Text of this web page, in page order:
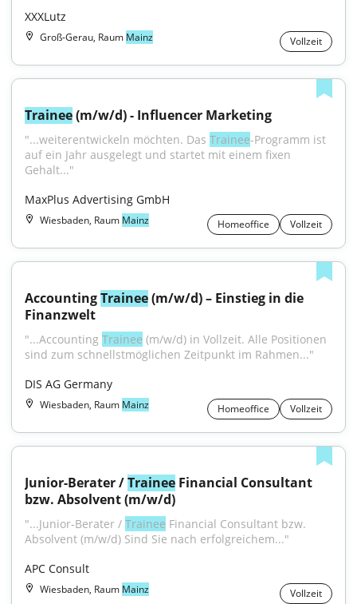
XXXLutz
Groß-Gerau, Raum Mainz Vollzeit
Trainee (m/w/d) - Influencer Marketing
"...weiterentwickeln möchten. Das Trainee-Programm ist
auf ein Jahr ausgelegt und startet mit einem fixen
Gehalt..."
MaxPlus Advertising GmbH
Wiesbaden, Raum Mainz Homeoffice Vollzeit
Accounting Trainee (m/w/d) – Einstieg in die
Finanzwelt
"...Accounting Trainee (m/w/d) in Vollzeit. Alle Positionen
sind zum schnellstmöglichen Zeitpunkt im Rahmen..."
DIS AG Germany
Wiesbaden, Raum Mainz Homeoffice Vollzeit
Junior-Berater / Trainee Financial Consultant
bzw. Absolvent (m/w/d)
"...Junior-Berater / Trainee Financial Consultant bzw.
Absolvent (m/w/d) Sind Sie nach erfolgreichem..."
APC Consult
Wiesbaden, Raum Mainz Vollzeit